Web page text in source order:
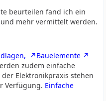
beurteilen fand ich ein
mehr vermittelt werden.
Bauelemente
zudem einfache
Elektronikpraxis stehen
Verfügung. Einfache